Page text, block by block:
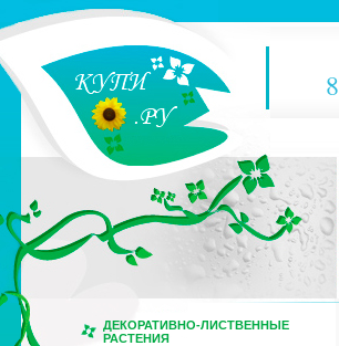
8
ДЕКОРАТИВНО-ЛИСТВЕННЫЕ
РАСТЕНИЯ